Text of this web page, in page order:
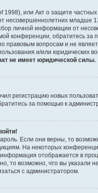
1998), или Акт о защите
несовершеннолетних младше
личной информации от
конференции, обратитесь
правовым вопросам и не
и/или юридических
не имеет юридической силы.
регистрацию новых
за помощью к
Если они верны, то
На некоторых
отображается в
то возможно, что вы
с администратором.